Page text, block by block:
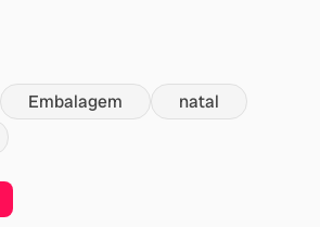
Embalagem
natal